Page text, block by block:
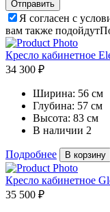
Я согласен с
вам также подойдут
Кресло кабинетное
34 300 ₽
Ширина: 56 см
Глубина: 57 см
Высота: 83 см
В наличии 2
Подробнее В корзину
Кресло кабинетное
35 500 ₽